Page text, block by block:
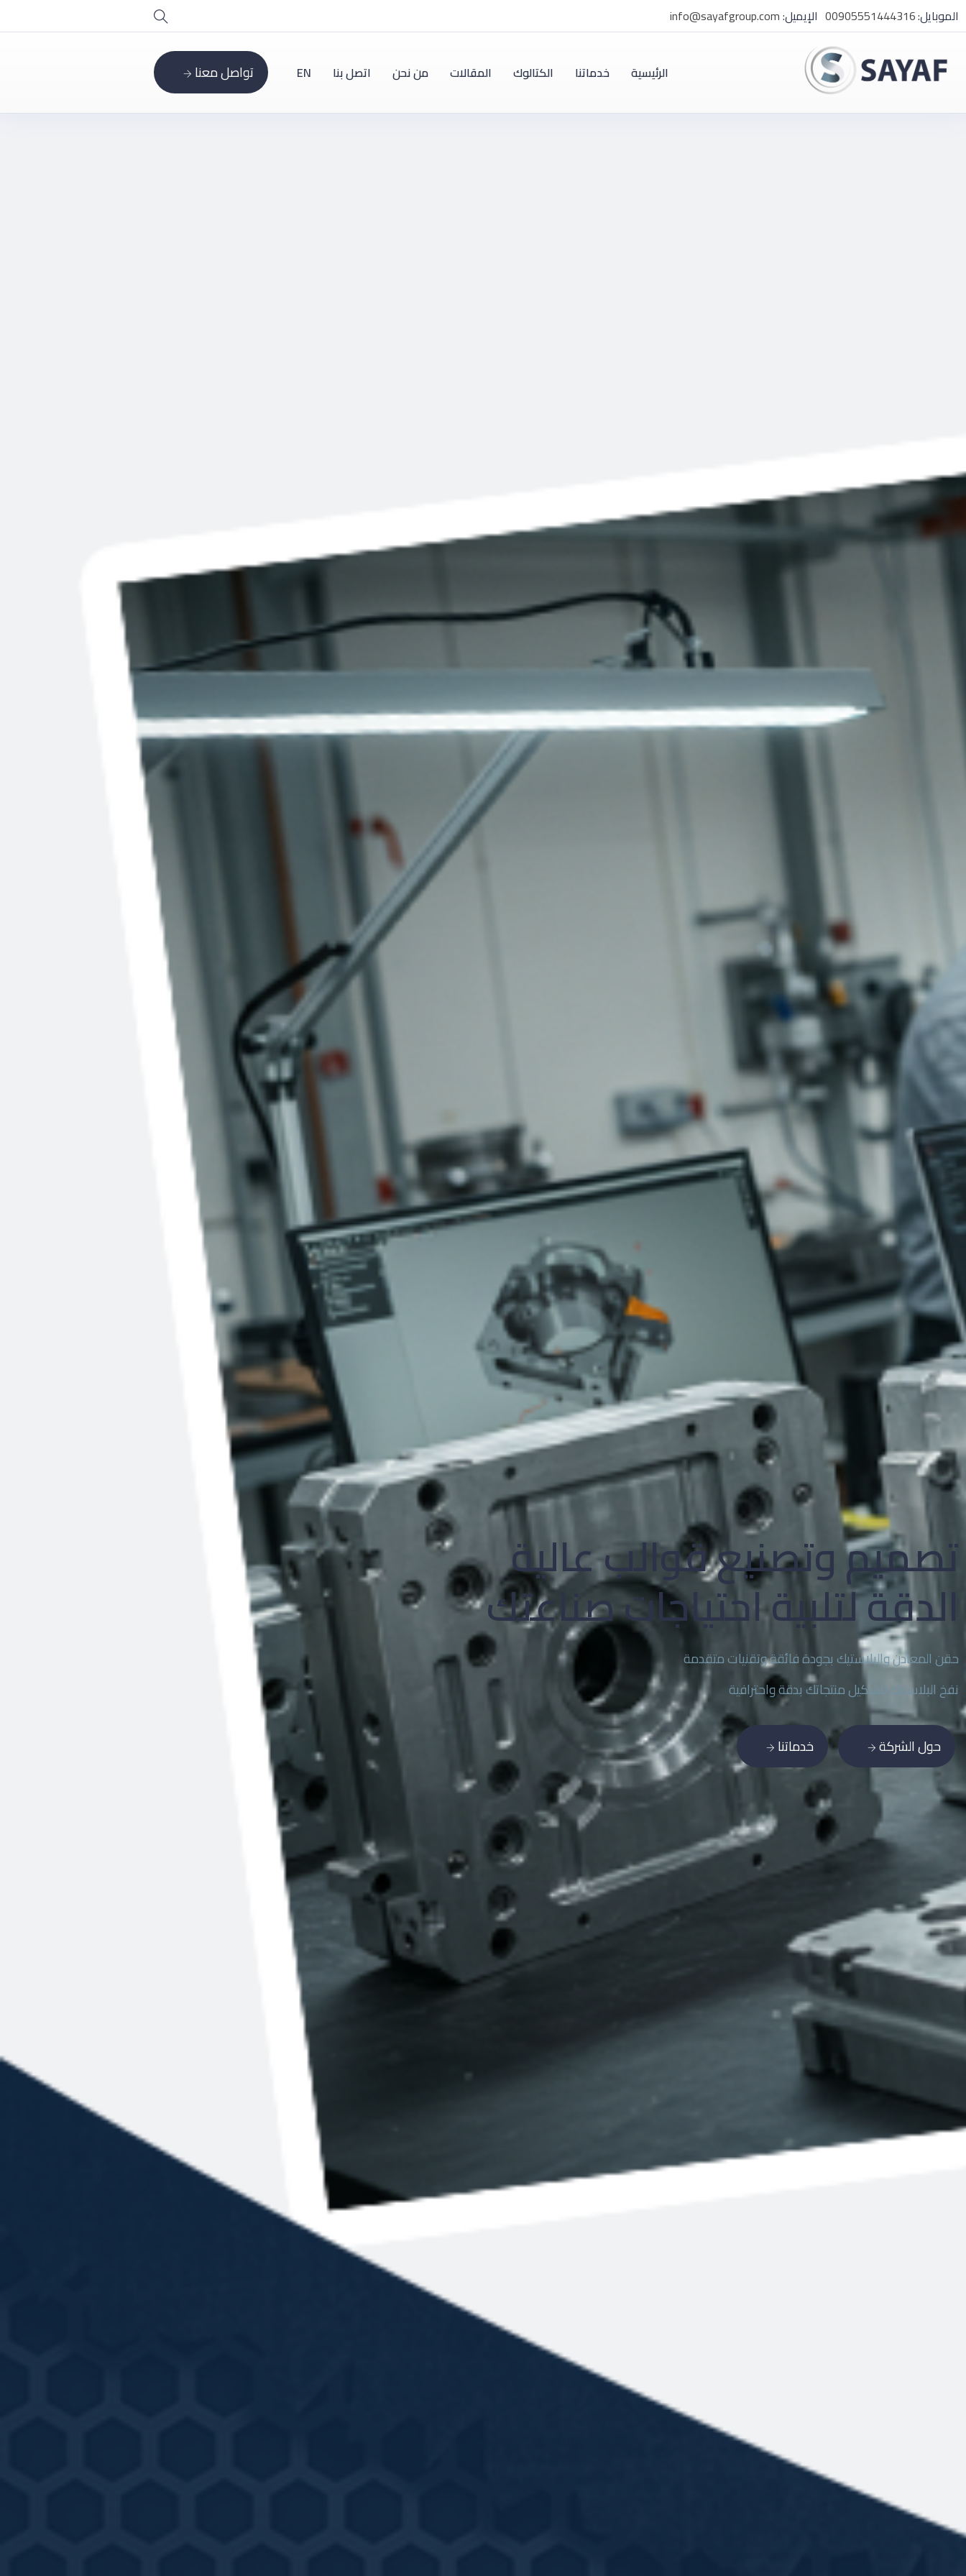
الموبايل:00905551444316 الإيميل:info@sayafgroup.com
الرئيسية خدماتنا الكتالوك المقالات من نحن اتصل بنا EN تواصل معنا
تصميم وتصنيع قوالب عالية
الدقة لتلبية احتياجات صناعتك
حقن المعادن والبلاستيك بجودة فائقة وتقنيات متقدمة
نفخ البلاستيك لتشكيل منتجاتك بدقة واحترافية
حول الشركة خدماتنا